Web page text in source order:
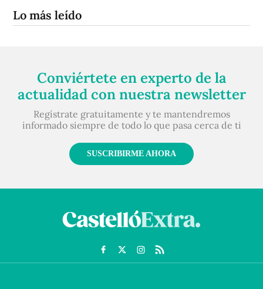
Lo más leído
Conviértete en experto de la
actualidad con nuestra newsletter
Regístrate gratuitamente y te mantendremos
informado siempre de todo lo que pasa cerca de ti
SUSCRIBIRME AHORA